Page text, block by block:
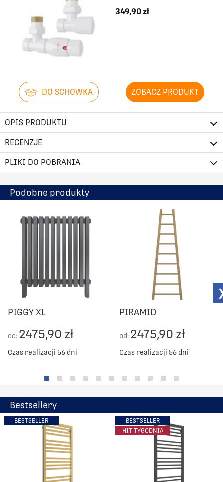
349,90 zł
DO SCHOWKA ZOBACZ PRODUKT
OPIS PRODUKTU
RECENZJE
PLIKI DO POBRANIA
Podobne produkty
PIGGY XL
od: 2475,90 zł
Czas realizacji 56 dni
PIRAMID
od: 2475,90 zł
Czas realizacji 56 dni
Bestsellery
BESTSELLER
BESTSELLER
HIT TYGODNIA